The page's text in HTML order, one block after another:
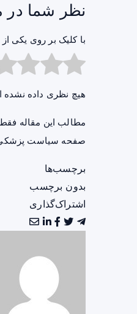
نظر شما
با کلیک بر روی یکی از ستاره ها از
هیچ نظری داده
مطالب این مقاله
صفحه سیاست
برچسب‌ها
بدون برچسب
اشتراک‌گذاری